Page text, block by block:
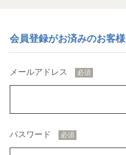
会員登録がお済みのお客様
メールアドレス
パスワード